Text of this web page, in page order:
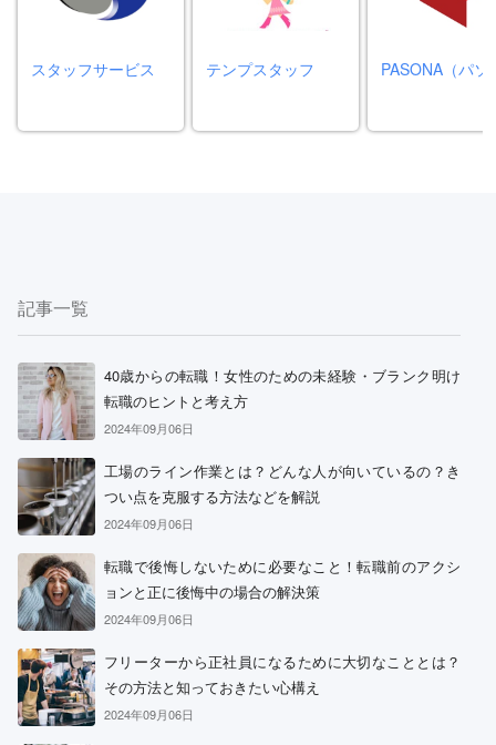
スタッフサービス テンプスタッフ PASONA（パソ
記事一覧
40歳からの転職！女性のための未経験・ブランク明け
転職のヒントと考え方
2024年09月06日
工場のライン作業とは？どんな人が向いているの？き
つい点を克服する方法などを解説
2024年09月06日
転職で後悔しないために必要なこと！転職前のアクシ
ョンと正に後悔中の場合の解決策
2024年09月06日
フリーターから正社員になるために大切なこととは？
その方法と知っておきたい心構え
2024年09月06日